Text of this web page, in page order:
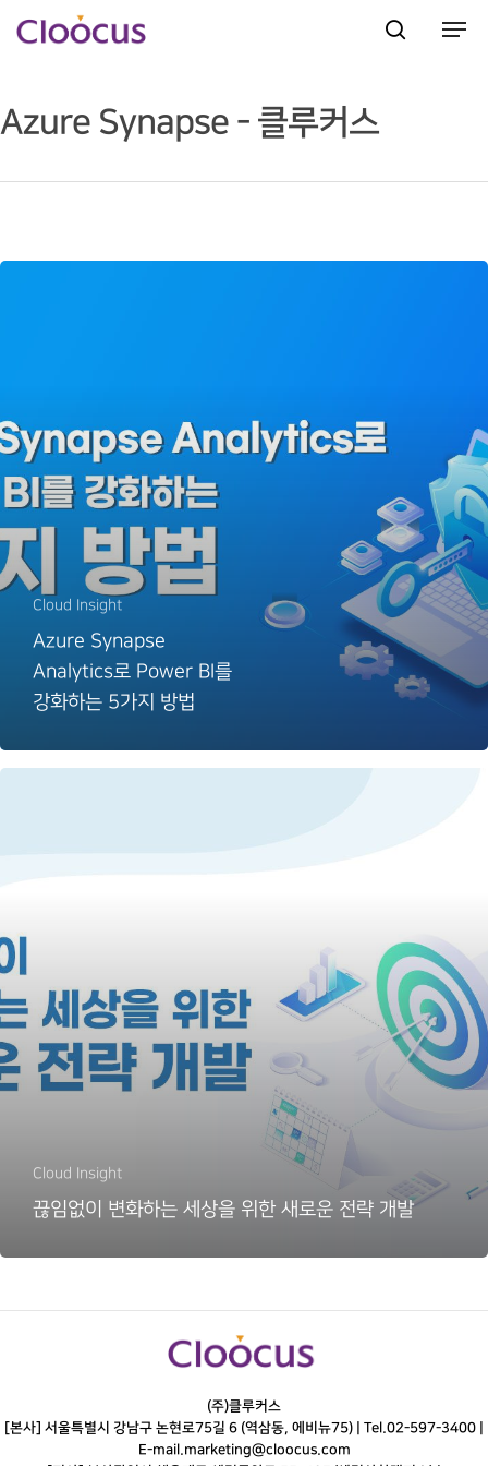
Hit enter to search or ESC to close
Azure Synapse - 클루커스
Cloud Insight
Azure Synapse
Analytics로 Power BI를
강화하는 5가지 방법
Cloud Insight
끊임없이 변화하는 세상을 위한 새로운 전략 개발
(주)클루커스
[본사] 서울특별시 강남구 논현로75길 6 (역삼동, 에비뉴75) | Tel.02-597-3400
E-mail. marketing@cloocus.com